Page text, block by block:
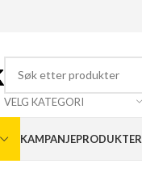
VELG KATEGORI
KAMPANJEPRODUKTER